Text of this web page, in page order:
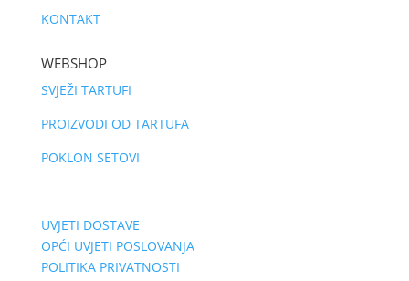
KONTAKT
WEBSHOP
SVJEŽI TARTUFI
PROIZVODI OD TARTUFA
POKLON SETOVI
UVJETI DOSTAVE
OPĆI UVJETI POSLOVANJA
POLITIKA PRIVATNOSTI